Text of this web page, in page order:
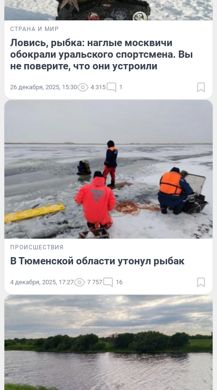
СТРАНА И МИР
Ловись, рыбка: наглые москвичи
обокрали уральского спортсмена. Вы
не поверите, что они устроили
26 декабря, 2025, 15:30 4 315 1
ПРОИСШЕСТВИЯ
В Тюменской области утонул рыбак
4 декабря, 2025, 17:27 7 757 16